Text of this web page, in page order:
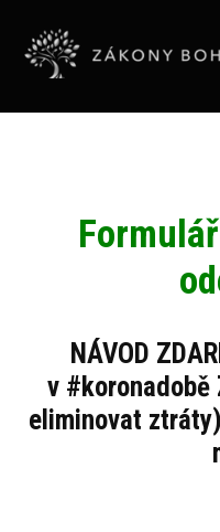
NÁVOD
v #koronadobě
eliminovat